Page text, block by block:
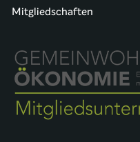
Mitgliedschaften